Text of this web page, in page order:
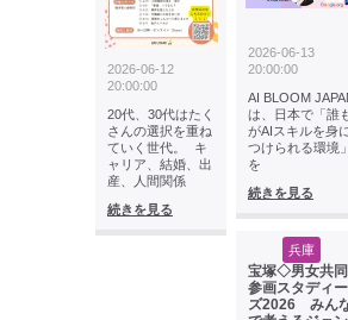
2026-06-12
20:00:00
20代、30代はたく
さんの選択を重ね
ていく世代。 キ
ャリア、結婚、出
産、人間関係
続きを見る
2026-06-13
20:00:00
AI BLOOM
は、日本で「誰
がAIスキルを身
つけられる環境
を
続きを見る
兵庫
宝塚◇男女共同
参画スタディー
ズ2026 みん